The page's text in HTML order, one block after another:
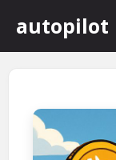
츠
autopilot